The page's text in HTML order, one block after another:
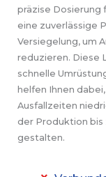
präzise Dosierung
eine zuverlässige
Versiegelung, um
reduzieren. Diese
schnelle
helfen Ihnen
Ausfallzeiten
der Produktion bis
gestalten.